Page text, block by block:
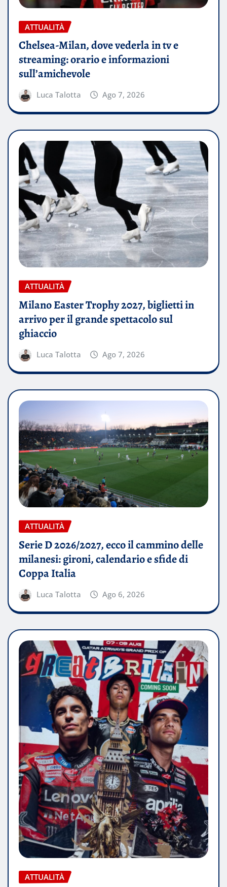
ATTUALITÀ
Chelsea-Milan, dove vederla in tv e
streaming: orario e informazioni
sull’amichevole
Luca Talotta Ago 7, 2026
ATTUALITÀ
Milano Easter Trophy 2027, biglietti in
arrivo per il grande spettacolo sul
ghiaccio
Luca Talotta Ago 7, 2026
ATTUALITÀ
Serie D 2026/2027, ecco il cammino delle
milanesi: gironi, calendario e sfide di
Coppa Italia
Luca Talotta Ago 6, 2026
ATTUALITÀ